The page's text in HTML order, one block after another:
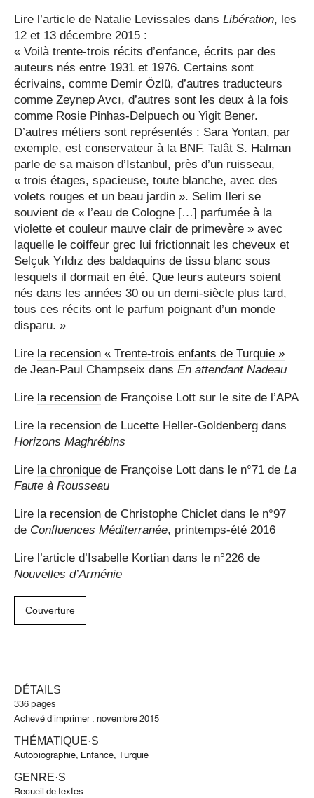
Lire l’article de Natalie Levissales dans Libération, les
12 et 13 décembre 2015 :
« Voilà trente-trois récits d’enfance, écrits par des
auteurs nés entre 1931 et 1976. Certains sont
écrivains, comme Demir Özlü, d’autres traducteurs
comme Zeynep Avcı, d’autres sont les deux à la fois
comme Rosie Pinhas-Delpuech ou Yigit Bener.
D’autres métiers sont représentés : Sara Yontan, par
exemple, est conservateur à la BNF. Talât S. Halman
parle de sa maison d’Istanbul, près d’un ruisseau,
« trois étages, spacieuse, toute blanche, avec des
volets rouges et un beau jardin ». Selim Ileri se
souvient de « l’eau de Cologne […] parfumée à la
violette et couleur mauve clair de primevère » avec
laquelle le coiffeur grec lui frictionnait les cheveux et
Selçuk Yıldız des baldaquins de tissu blanc sous
lesquels il dormait en été. Que leurs auteurs soient
nés dans les années 30 ou un demi-siècle plus tard,
tous ces récits ont le parfum poignant d’un monde
disparu. »
Lire la recension « Trente-trois enfants de Turquie »
de Jean-Paul Champseix dans En attendant Nadeau
Lire la recension de Françoise Lott sur le site de l’APA
Lire la recension de Lucette Heller-Goldenberg dans
Horizons Maghrébins
Lire la chronique de Françoise Lott dans le n°71 de La
Faute à Rousseau
Lire la recension de Christophe Chiclet dans le n°97
de Confluences Méditerranée, printemps-été 2016
Lire l’article d’Isabelle Kortian dans le n°226 de
Nouvelles d’Arménie
Couverture
DÉTAILS
336 pages
Achevé d'imprimer : novembre 2015
THÉMATIQUE·S
Autobiographie Enfance Turquie
GENRE·S
Recueil de textes